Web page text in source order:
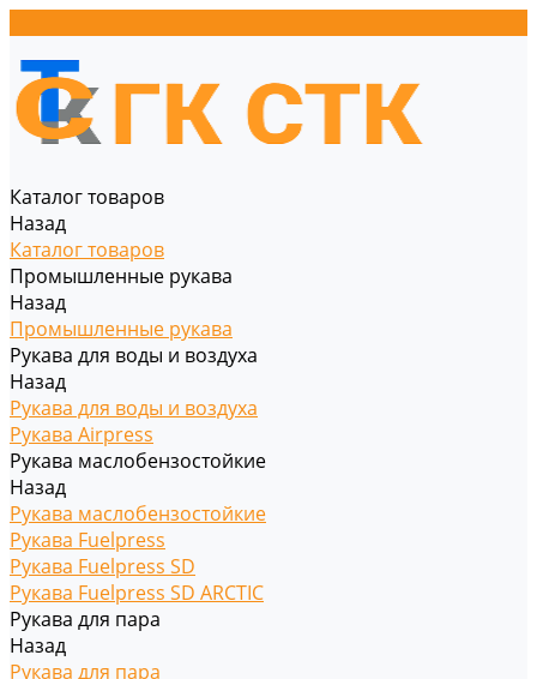
Каталог товаров
Назад
Каталог товаров
Промышленные рукава
Назад
Промышленные рукава
Рукава для воды и воздуха
Назад
Рукава для воды и воздуха
Рукава Airpress
Рукава маслобензостойкие
Назад
Рукава маслобензостойкие
Рукава Fuelpress
Рукава Fuelpress SD
Рукава Fuelpress SD ARCTIC
Рукава для пара
Назад
Рукава для пара